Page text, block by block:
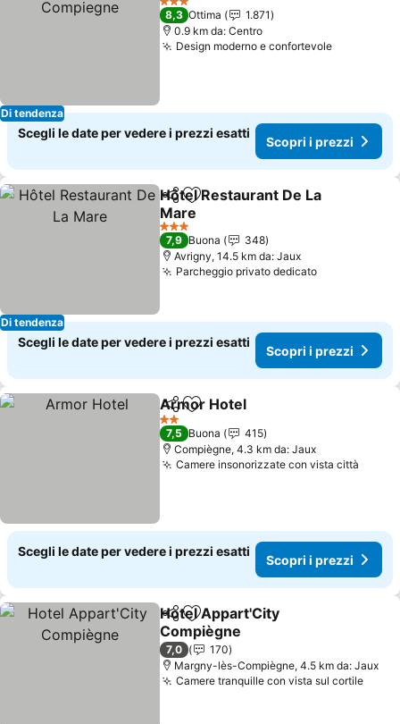
Di tendenza
3 Stelle
8,3 Ottima
1.871
0.9 km da: Centro
Design moderno e confortevoleScopri i
Scegli le date per vedere i prezzi esatti
Scopri i prezzi
Di tendenza
CondividiAggiungi ai preferiti
Hôtel Restaurant De La
Mare
Scopri i prezzi
3 Stelle
7,9 Buona
348
Avrigny, 14.5 km da: Jaux
Parcheggio privato dedicatoScopri i
Scegli le date per vedere i prezzi esatti
Scopri i prezzi
CondividiAggiungi ai preferiti
Armor Hotel
2 Stelle
7,5 Buona
415
Compiègne, 4.3 km da: Jaux
Camere insonorizzate con vista città
Scegli le date per vedere i prezzi esatti
Scopri i prezzi
CondividiAggiungi ai preferiti
Hotel Appart'City
Compiègne
Scopri i prezzi
7,0
170
Margny-lès-Compiègne, 4.5 km da: Jaux
Camere tranquille con vista sul cortile